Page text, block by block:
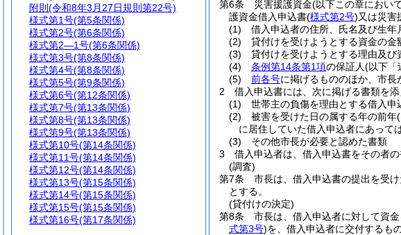
第6条
災害援護資金(以下この章におい
護資金借入申込書(様式第2号)又は災害
(1)
借入申込者の住所、氏名及び生年
(2)
貸付けを受けようとする資金の
(3)
貸付けを受けようとする理由及
(4)
条例第14条第1項の保証人(以下「
(5)
前各号に掲げるもののほか、市長
2
借入申込書には、次に掲げる書類を添
(1)
世帯主の負傷を理由とする借入
(2)
被害を受けた日の属する年の前年
に居住していた借入申込者にあって
(3)
その他市長が必要と認めた書類
3
借入申込者は、借入申込書をその者
(調査)
第7条
市長は、借入申込書の提出を受
とする。
(貸付けの決定)
第8条
市長は、借入申込者に対して資
式第3号)を、借入申込者に交付するも
附則 (令和8年3月27日規則第22号)
様式第1号(第5条関係)
様式第2号(第6条関係)
様式第2―1号(第6条関係)
様式第3号(第8条関係)
様式第4号(第8条関係)
様式第5号(第9条関係)
様式第6号(第12条関係)
様式第7号(第13条関係)
様式第8号(第13条関係)
様式第9号(第13条関係)
様式第10号(第14条関係)
様式第11号(第14条関係)
様式第12号(第14条関係)
様式第13号(第15条関係)
様式第14号(第15条関係)
様式第15号(第15条関係)
様式第16号(第17条関係)